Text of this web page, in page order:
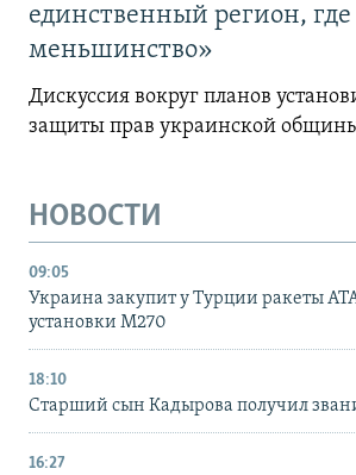
единственный регион,
меньшинство»
Дискуссия вокруг планов
защиты прав украинской
НОВОСТИ
09:05
Украина закупит у Турции ракеты
установки M270
18:10
Старший сын Кадырова получил
16:27